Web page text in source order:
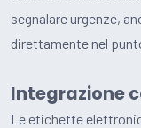
segnalare urgenze,
direttamente nel
Integrazione
Le etichette